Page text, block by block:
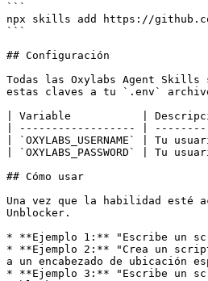
```
npx skills add https://
```
## Configuración
Todas las Oxylabs Agent
estas claves a tu `.env`
| Variable           |
| ------------------ |
| `OXYLABS_USERNAME` | Tu
| `OXYLABS_PASSWORD` | Tu
## Cómo usar
Una vez que la habilidad esté
Unblocker.
* **Ejemplo 1:** "Escribe un
* **Ejemplo 2:** "Crea un
a un encabezado de ubicación
* **Ejemplo 3:** "Escribe un